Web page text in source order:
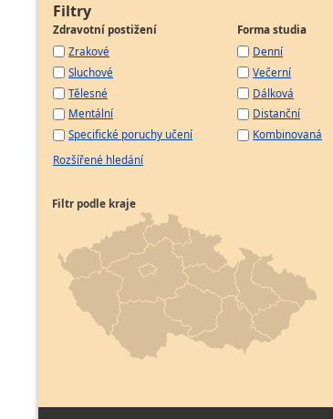
Filtry
Zdravotní postižení
Zrakové
Sluchové
Tělesné
Mentální
Specifické poruchy učení
Forma studia
Denní
Večerní
Dálková
Distanční
Kombinovaná
Rozšířené hledání
Filtr podle kraje